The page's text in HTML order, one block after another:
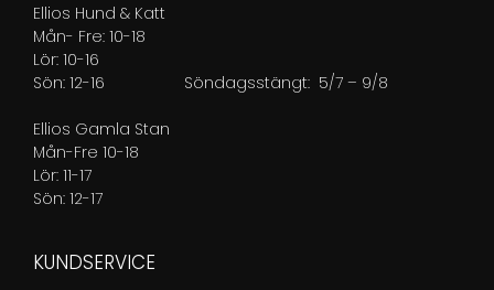
Ellios Hund & Katt
Mån- Fre: 10-18
Lör: 10-16
Sön: 12-16 Söndagsstängt: 5/7 – 9/8
Ellios Gamla Stan
Mån-Fre 10-18
Lör: 11-17
Sön: 12-17
KUNDSERVICE